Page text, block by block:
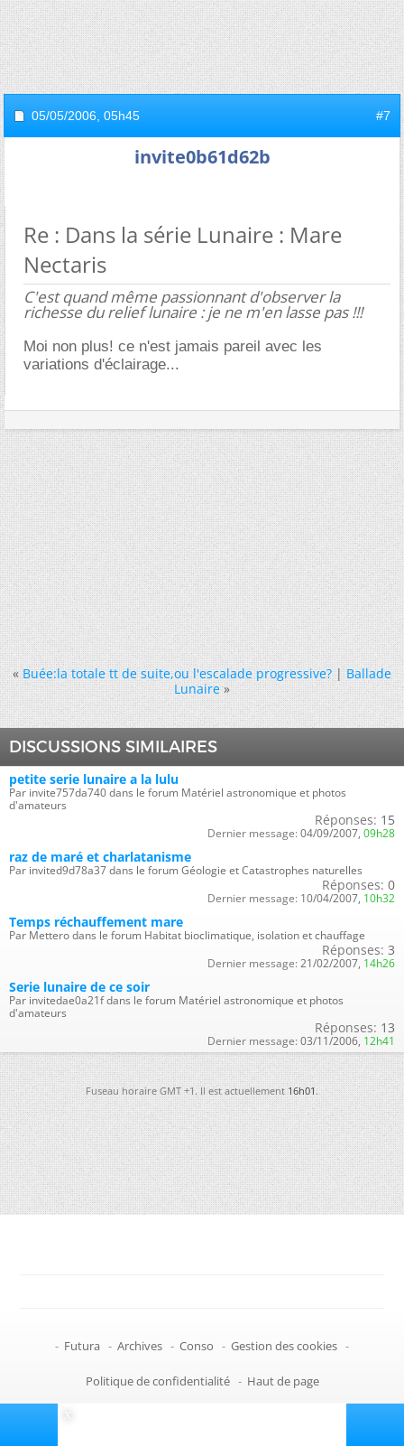
05/05/2006, 05h45 #7
invite0b61d62b
Re : Dans la série Lunaire : Mare
Nectaris
C'est quand même passionnant d'observer la
richesse du relief lunaire : je ne m'en lasse pas !!!
Moi non plus! ce n'est jamais pareil avec les
variations d'éclairage...
« Buée:la totale tt de suite,ou l'escalade progressive?|Ballade
Lunaire »
DISCUSSIONS SIMILAIRES
petite serie lunaire a la lulu
Par invite757da740 dans le forum Matériel astronomique et photos
d'amateurs
Réponses: 15
Dernier message: 04/09/2007, 09h28
raz de maré et charlatanisme
Par invited9d78a37 dans le forum Géologie et Catastrophes naturelles
Réponses: 0
Dernier message: 10/04/2007, 10h32
Temps réchauffement mare
Par Mettero dans le forum Habitat bioclimatique, isolation et chauffage
Réponses: 3
Dernier message: 21/02/2007, 14h26
Serie lunaire de ce soir
Par invitedae0a21f dans le forum Matériel astronomique et photos
d'amateurs
Réponses: 13
Dernier message: 03/11/2006, 12h41
Fuseau horaire GMT +1. Il est actuellement16h01.
- Futura - Archives - Conso - Gestion des cookies -
Politique de confidentialité - Haut de page